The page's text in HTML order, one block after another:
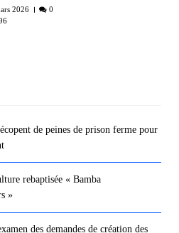
2026
0
de peines de prison ferme pour
rebaptisée « Bamba
»
des demandes de création des